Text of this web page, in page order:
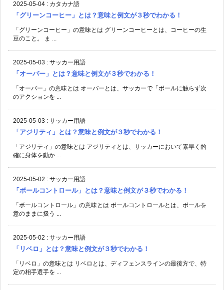
2025-05-04 : カタカナ語
「グリーンコーヒー」とは？意味と例文が３秒でわかる！
「グリーンコーヒー」の意味とは グリーンコーヒーとは、コーヒーの生
豆のこと。 ま ...
2025-05-03 : サッカー用語
「オーバー」とは？意味と例文が３秒でわかる！
「オーバー」の意味とは オーバーとは、サッカーで「ボールに触らず次
のアクションを ...
2025-05-03 : サッカー用語
「アジリティ」とは？意味と例文が３秒でわかる！
「アジリティ」の意味とは アジリティとは、サッカーにおいて素早く的
確に身体を動か ...
2025-05-02 : サッカー用語
「ボールコントロール」とは？意味と例文が３秒でわかる！
「ボールコントロール」の意味とは ボールコントロールとは、ボールを
意のままに扱う ...
2025-05-02 : サッカー用語
「リベロ」とは？意味と例文が３秒でわかる！
「リベロ」の意味とは リベロとは、ディフェンスラインの最後方で、特
定の相手選手を ...